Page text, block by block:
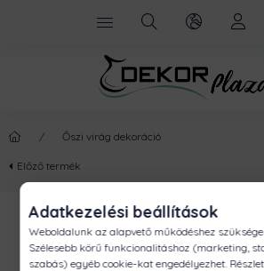
Őszi virág dekoráció
Előző termék
Adatkezelési beállítások
Weboldalunk az alapvető működéshez
Szélesebb körű funkcionalitáshoz (marketing,
szabás) egyéb cookie-kat engedélyezhet.